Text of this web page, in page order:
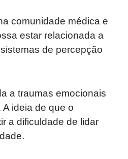
comunidade médica e
estar relacionada a
de percepção
a traumas emocionais
ideia de que o
a dificuldade de lidar